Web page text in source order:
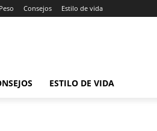
Peso Consejos Estilo de vida
ESTILO DE VIDA